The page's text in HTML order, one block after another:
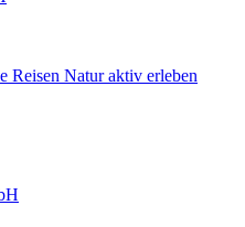
Reisen Natur aktiv erleben